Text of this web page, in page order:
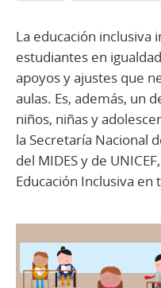
La educación inclusiva
estudiantes en
apoyos y ajustes que
aulas. Es, además, un
niños, niñas y
la Secretaría Nacional
del MIDES y de
Educación Inclusiva en